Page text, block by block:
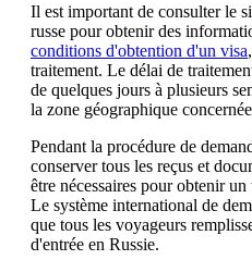
Il est important de consulter le
russe pour obtenir des
conditions d'obtention d'un visa
traitement. Le délai de
de quelques jours à plusieurs
la zone géographique
Pendant la procédure de
conserver tous les reçus et
être nécessaires pour obtenir
Le système international de
que tous les voyageurs
d'entrée en Russie.